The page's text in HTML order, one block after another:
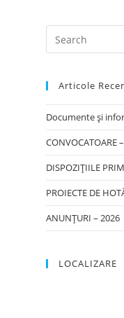
Articole
Documente și
CONVOCATOARE
DISPOZIȚIILE
PROIECTE DE
ANUNȚURI – 2026
LOCALIZARE